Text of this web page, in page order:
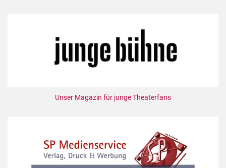
Unser Magazin für junge Theaterfans